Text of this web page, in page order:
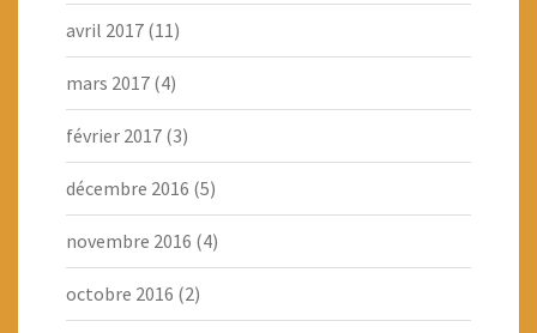
avril 2017 (11)
mars 2017 (4)
février 2017 (3)
décembre 2016 (5)
novembre 2016 (4)
octobre 2016 (2)